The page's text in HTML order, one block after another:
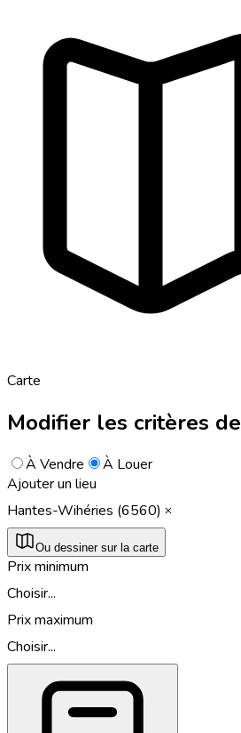
Carte
Modifier les critères
À Vendre
À Louer
Ajouter un lieu
Hantes-Wihéries (6560)
Ou dessiner sur la carte
Prix minimum
Choisir...
Prix maximum
Choisir...